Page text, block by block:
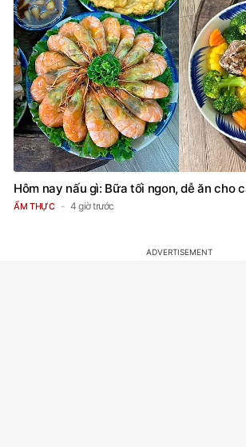
Hôm nay nấu gì: Bữa tối ngon, dễ ăn cho
ẨM THỰC 4 giờ trước